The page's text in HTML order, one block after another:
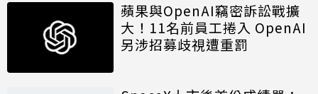
蘋果與OpenAI竊密訴訟戰擴
大！11名前員工捲入 OpenAI
另涉招募歧視遭重罰